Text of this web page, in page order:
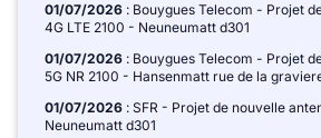
01/07/2026 : Bouygues Telecom - Projet
4G LTE 2100 - Neuneumatt d301
01/07/2026 : Bouygues Telecom - Projet
5G NR 2100 - Hansenmatt rue de la
01/07/2026 : SFR - Projet de nouvelle
Neuneumatt d301